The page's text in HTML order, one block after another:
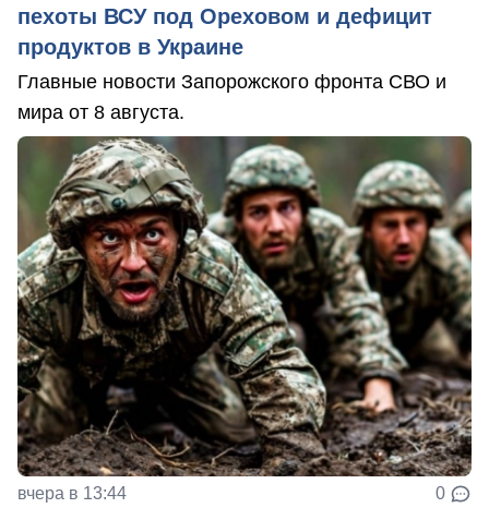
пехоты ВСУ под Ореховом и дефицит
продуктов в Украине
Главные новости Запорожского фронта СВО и
мира от 8 августа.
вчера в 13:44 0